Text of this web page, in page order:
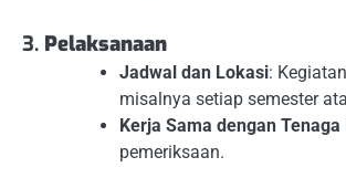
3. Pelaksanaan
Jadwal dan Lokasi:
misalnya setiap semester
Kerja Sama dengan Tenaga
pemeriksaan.